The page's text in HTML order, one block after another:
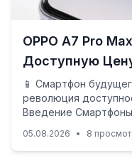
OPPO A7 Pro
Доступную
📱 Смартфон
революция
Введение
05.08.2026 • 8